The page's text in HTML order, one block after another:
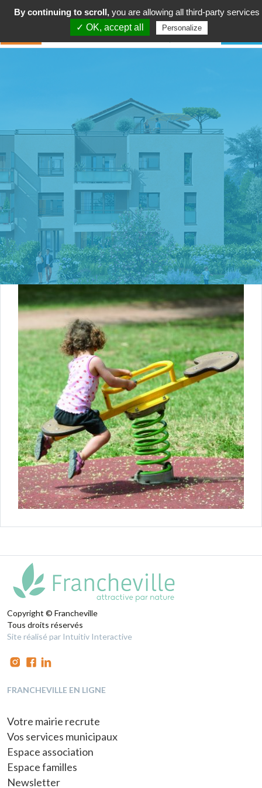
petite
enfance/jeunesse
Copyright © Francheville
Tous droits réservés
Site réalisé par Intuitiv Interactive
FRANCHEVILLE EN LIGNE
Votre mairie recrute
Vos services municipaux
Espace association
Espace familles
Newsletter
By continuing to scroll, you are allowing all third-party services
✓ OK, accept all
Personalize